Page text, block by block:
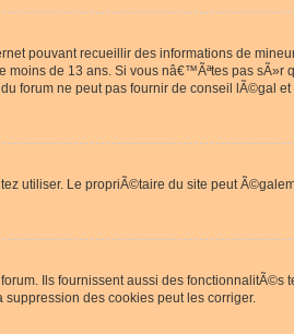
pouvant recueillir des informations de
de 13 ans. Si vous nâ€™Ãªtes pas
ne peut pas fournir de conseil lÃ©gal
utiliser. Le propriÃ©taire du site peut
Ils fournissent aussi des
des cookies peut les corriger.